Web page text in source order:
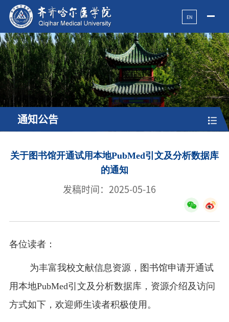
EN
通知公告
关于图书馆开通试用本地PubMed引文及分析数据库
的通知
发稿时间：2025-05-16
各位读者：
为丰富我校文献信息资源，图书馆申请开通试
用本地PubMed引文及分析数据库，资源介绍及访问
方式如下，欢迎师生读者积极使用。